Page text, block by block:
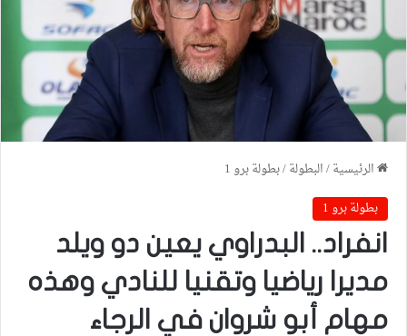
الرئيسية/البطولة/بطولة برو 1
بطولة برو 1
انفراد.. البدراوي يعين دو ويلد
مديرا رياضيا وتقنيا للنادي وهذه
مهام أبو شروان في الرجاء